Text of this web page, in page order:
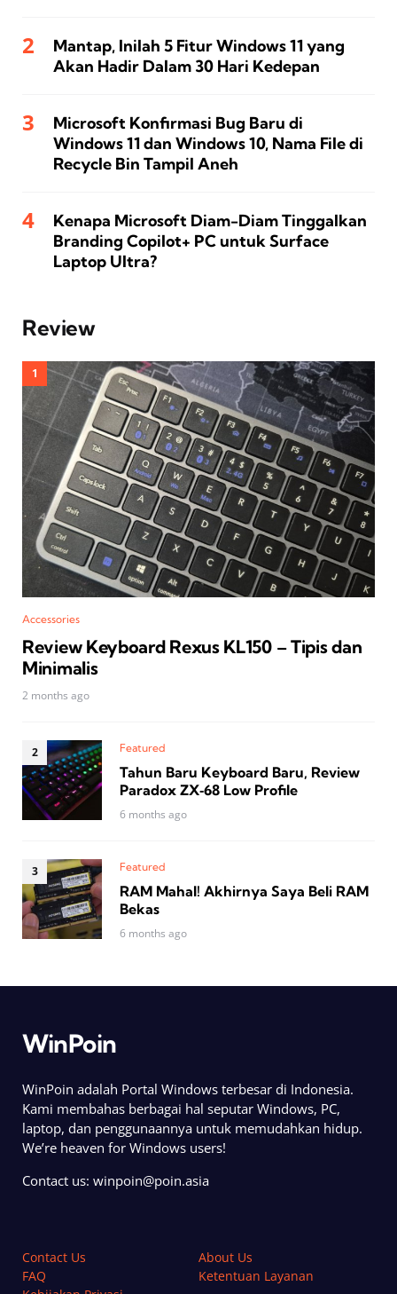
Mantap, Inilah 5 Fitur Windows 11 yang
Akan Hadir Dalam 30 Hari Kedepan
Microsoft Konfirmasi Bug Baru di
Windows 11 dan Windows 10, Nama File di
Recycle Bin Tampil Aneh
Kenapa Microsoft Diam-Diam Tinggalkan
Branding Copilot+ PC untuk Surface
Laptop Ultra?
Review
Accessories
Review Keyboard Rexus KL150 – Tipis dan
Minimalis
2 months ago
Featured
Tahun Baru Keyboard Baru, Review
Paradox ZX‑68 Low Profile
6 months ago
Featured
RAM Mahal! Akhirnya Saya Beli RAM
Bekas
6 months ago
WinPoin
WinPoin adalah Portal Windows terbesar di Indonesia.
Kami membahas berbagai hal seputar Windows, PC,
laptop, dan penggunaannya untuk memudahkan hidup.
We’re heaven for Windows users!
Contact us: winpoin@poin.asia
Contact Us
About Us
FAQ
Ketentuan Layanan